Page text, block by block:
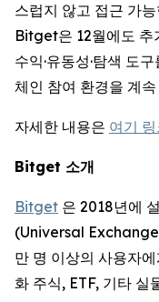
스럽지 않고 접근 가
Bitget은 12월에도 추
수익·유동성·탐색 도
체인 참여 환경을 계
자세한 내용은 여기 링
Bitget 소개
Bitget 은 2018년에
(Universal
만 명 이상의 사용자
화 주식, ETF, 기타 실